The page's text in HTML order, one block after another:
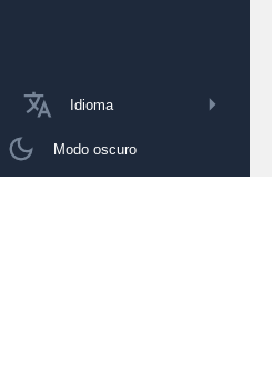
Idioma
Modo oscuro